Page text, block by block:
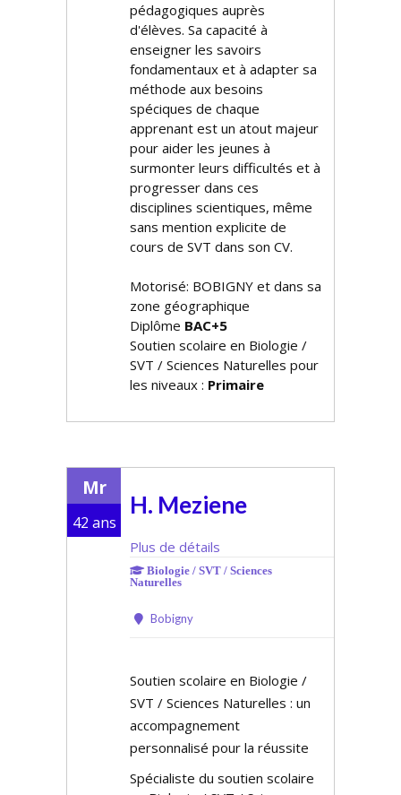
pédagogiques auprès
d'élèves. Sa capacité à
enseigner les savoirs
fondamentaux et à adapter sa
méthode aux besoins
spécifiques de chaque
apprenant est un atout majeur
pour aider les jeunes à
surmonter leurs difficultés et à
progresser dans ces
disciplines scientifiques, même
sans mention explicite de
cours de SVT dans son CV.
Motorisé: BOBIGNY et dans sa
zone géographique
Diplôme BAC+5
Soutien scolaire en Biologie /
SVT / Sciences Naturelles pour
les niveaux : Primaire
Mr
42 ans
H. Meziene
Plus de détails
Biologie / SVT / Sciences
Naturelles
Bobigny
Soutien scolaire en Biologie /
SVT / Sciences Naturelles : un
accompagnement
personnalisé pour la réussite
Spécialiste du soutien scolaire